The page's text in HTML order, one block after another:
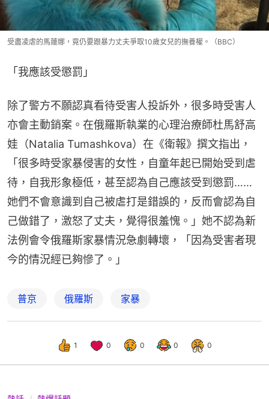
受盡凌虐的馬蓮娜，竟仍要跟暴力丈夫爭取10歲女兒的撫養權。（BBC）
「我應該受懲罰」
除了警方不願認真看待受害人投訴外，很多時受害人
亦會主動銷案。在俄羅斯執業的心理治療師杜馬舒高
娃（Natalia Tumashkova）在《衛報》撰文指出，
「很多時受家暴侵害的女性，自童年起已開始受到虐
待，自我形象極低，甚至認為自己應該受到懲罰……
她們不會意識到自己被虐打是錯誤的，反而會認為自
己做錯了，激怒了丈夫，覺得很羞愧。」她不認為新
法例會令俄羅斯家暴情況急劇轉壞，「因為受害者現
今的情況經已夠慘了。」
普京 俄羅斯 家暴
1 0 0 0 0